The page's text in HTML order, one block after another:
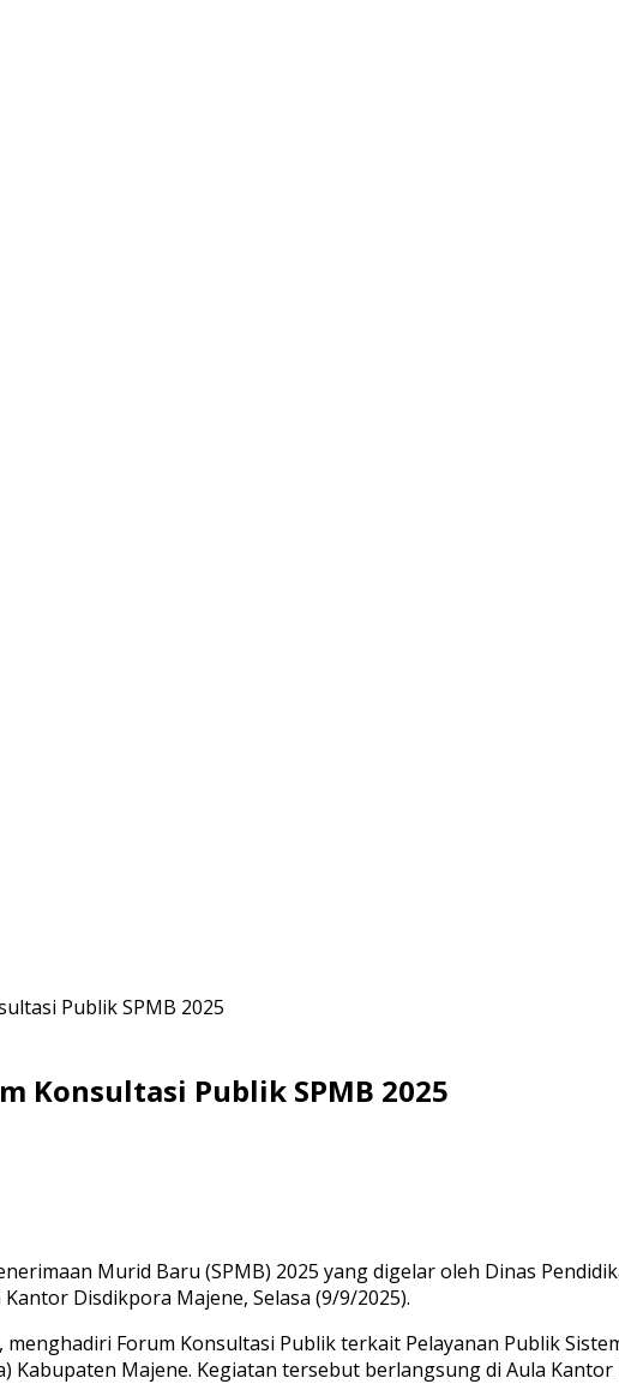
Publik SPMB 2025
Konsultasi Publik SPMB 2025
Murid Baru (SPMB) 2025 yang digelar oleh Dinas
Disdikpora Majene, Selasa (9/9/2025).
Forum Konsultasi Publik terkait Pelayanan Publik
Majene. Kegiatan tersebut berlangsung di Aula Kantor